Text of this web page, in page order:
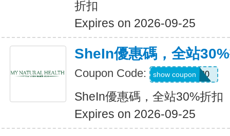
折扣
Expires on 2026-09-25
SheIn優惠碼，全站
Coupon Code: AFFILI30
show coupon
SheIn優惠碼，全站30%折扣
Expires on 2026-09-25